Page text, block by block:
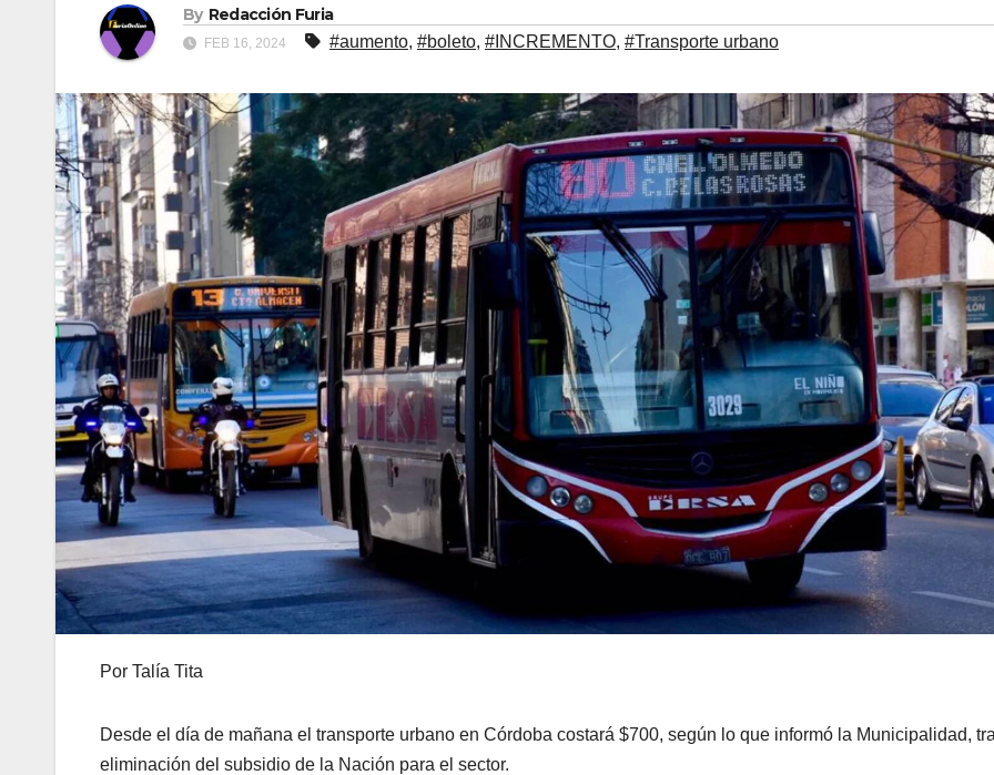
By Redacción Furia
FEB 16, 2024 #aumento, #boleto, #INCREMENTO, #Transporte urbano
Por Talía Tita
Desde el día de mañana el transporte urbano en Córdoba costará $700, según lo que informó la Municipalidad,
eliminación del subsidio de la Nación para el sector.